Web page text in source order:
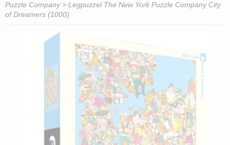
Puzzle Company> Legpuzzel The New York Puzzle Company City
of Dreamers (1000)